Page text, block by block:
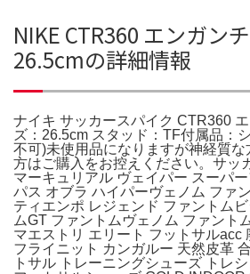
NIKE CTR360 エンガン
26.5cmの詳細情報
ナイキ サッカースパイク CTR360
ズ：26.5cm スタッド：TF付属品：
不可)未使用品になりますが神経質
方はご購入をお控えください。サッ
マーキュリアル ヴェイパー スーパ
パス オブラ ハイパーヴェノム ファ
ティエンポ レジェンド ファントム
ムGT ファントムヴェノム ファント
マエストリ エリート フットサルacc
フライニット カンガルー 天然皮革
トサル トレーニングシューズ トレ